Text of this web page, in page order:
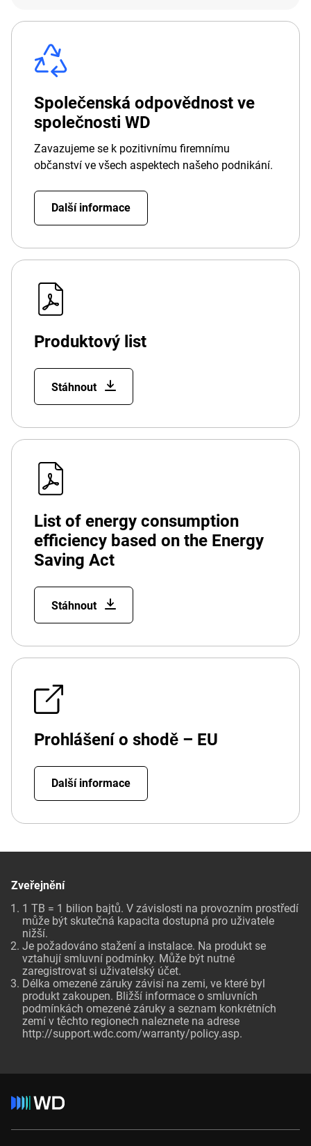
Společenská odpovědnost ve
společnosti WD
Zavazujeme se k pozitivnímu firemnímu
občanství ve všech aspektech našeho podnikání.
Další informace
Produktový list
Stáhnout
List of energy consumption
efficiency based on the Energy
Saving Act
Stáhnout
Prohlášení o shodě – EU
Další informace
Zveřejnění
1 TB = 1 bilion bajtů. V závislosti na provozním prostředí
může být skutečná kapacita dostupná pro uživatele
nižší.
Je požadováno stažení a instalace. Na produkt se
vztahují smluvní podmínky. Může být nutné
zaregistrovat si uživatelský účet.
Délka omezené záruky závisí na zemi, ve které byl
produkt zakoupen. Bližší informace o smluvních
podmínkách omezené záruky a seznam konkrétních
zemí v těchto regionech naleznete na adrese
http://support.wdc.com/warranty/policy.asp.